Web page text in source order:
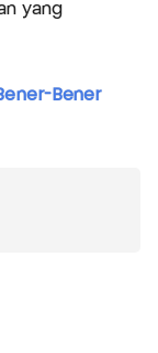
yang
Bener